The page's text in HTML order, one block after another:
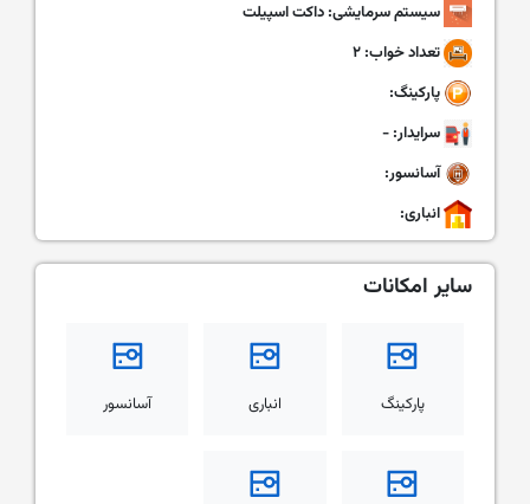
سیستم سرمایشی: داکت اسپیلت
تعداد خواب: ۲
پارکینگ:
سرایدار: -
آسانسور:
انباری:
سایر امکانات
پارکینگ انباری آسانسور